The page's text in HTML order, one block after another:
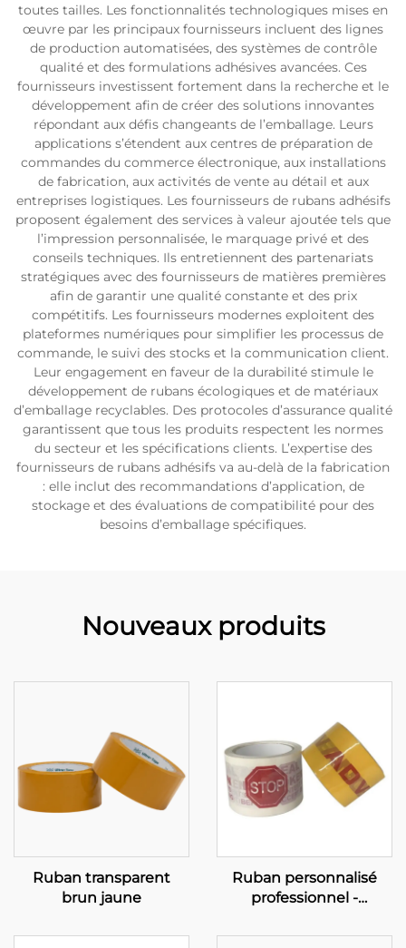
toutes tailles. Les fonctionnalités technologiques mises en
œuvre par les principaux fournisseurs incluent des lignes
de production automatisées, des systèmes de contrôle
qualité et des formulations adhésives avancées. Ces
fournisseurs investissent fortement dans la recherche et le
développement afin de créer des solutions innovantes
répondant aux défis changeants de l’emballage. Leurs
applications s’étendent aux centres de préparation de
commandes du commerce électronique, aux installations
de fabrication, aux activités de vente au détail et aux
entreprises logistiques. Les fournisseurs de rubans adhésifs
proposent également des services à valeur ajoutée tels que
l’impression personnalisée, le marquage privé et des
conseils techniques. Ils entretiennent des partenariats
stratégiques avec des fournisseurs de matières premières
afin de garantir une qualité constante et des prix
compétitifs. Les fournisseurs modernes exploitent des
plateformes numériques pour simplifier les processus de
commande, le suivi des stocks et la communication client.
Leur engagement en faveur de la durabilité stimule le
développement de rubans écologiques et de matériaux
d’emballage recyclables. Des protocoles d’assurance qualité
garantissent que tous les produits respectent les normes
du secteur et les spécifications clients. L’expertise des
fournisseurs de rubans adhésifs va au-delà de la fabrication
: elle inclut des recommandations d’application, de
stockage et des évaluations de compatibilité pour des
besoins d’emballage spécifiques.
Nouveaux produits
Ruban transparent
brun jaune
Ruban personnalisé
professionnel -
complètes pour